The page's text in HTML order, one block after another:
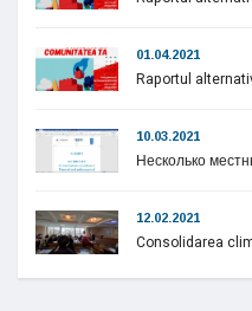
01.04.2021
Raportul
10.03.2021
Несколько
12.02.2021
Consolidarea